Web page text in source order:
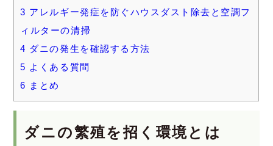
3 アレルギー発症を防ぐハウスダスト除去と空調フ
ィルターの清掃
4 ダニの発生を確認する方法
5 よくある質問
6 まとめ
ダニの繁殖を招く環境とは